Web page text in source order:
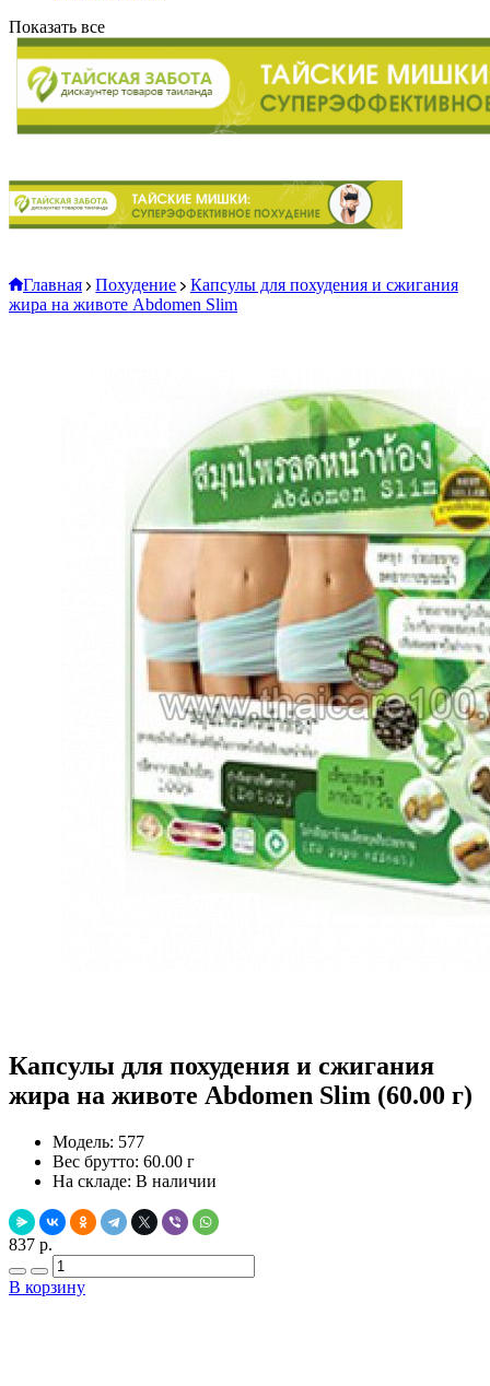
Показать все
Главная Похудение
Капсулы для похудения и сжигания
жира на животе Abdomen Slim
Капсулы для похудения и сжигания
жира на животе Abdomen Slim (60.00 г)
Модель: 577
Вес брутто: 60.00 г
На складе: В наличии
837 р.
В корзину